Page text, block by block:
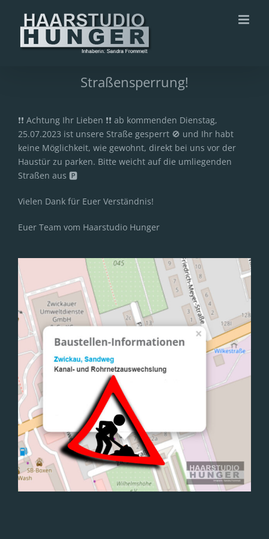
springen
Straßensperrung!
❗❗ Achtung Ihr Lieben ❗❗ ab kommenden Dienstag,
25.07.2023 ist unsere Straße gesperrt 🚫 und Ihr habt
keine Möglichkeit, wie gewohnt, direkt bei uns vor der
Haustür zu parken. Bitte weicht auf die umliegenden
Straßen aus 🅿️
Vielen Dank für Euer Verständnis!
Euer Team vom Haarstudio Hunger